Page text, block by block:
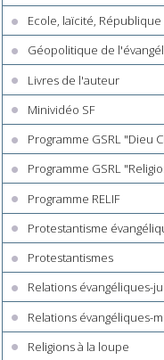
Ecole, laïcité, République
Géopolitique de
Livres de l'auteur
Minividéo SF
Programme GSRL "Dieu
Programme GSRL
Programme RELIF
Protestantisme
Protestantismes
Relations évangéliques-
Relations évangéliques-
Religions à la loupe